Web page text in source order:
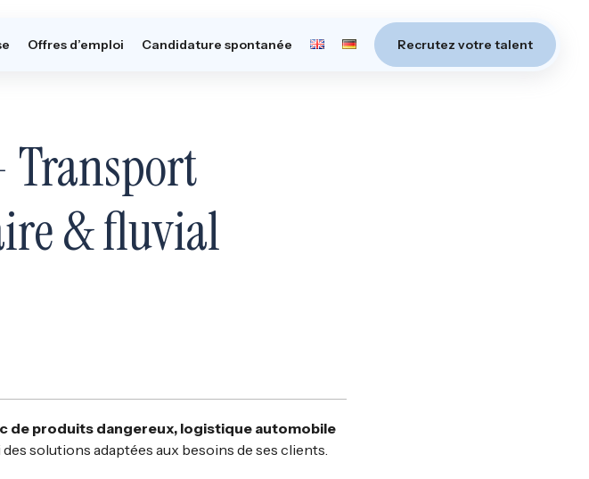
Offres d’emploi Candidature spontanée Recrutez votre talent
Transport
& fluvial
de produits dangereux, logistique automobile
solutions adaptées aux besoins de ses clients.